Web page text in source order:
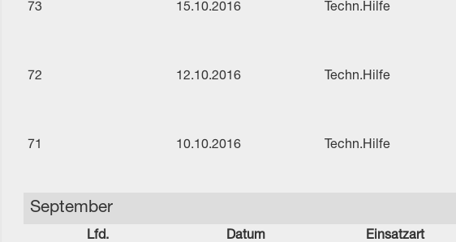
73 15.10.2016 Techn.Hilfe
72 12.10.2016 Techn.Hilfe
71 10.10.2016 Techn.Hilfe
September
Lfd. Datum Einsatzart